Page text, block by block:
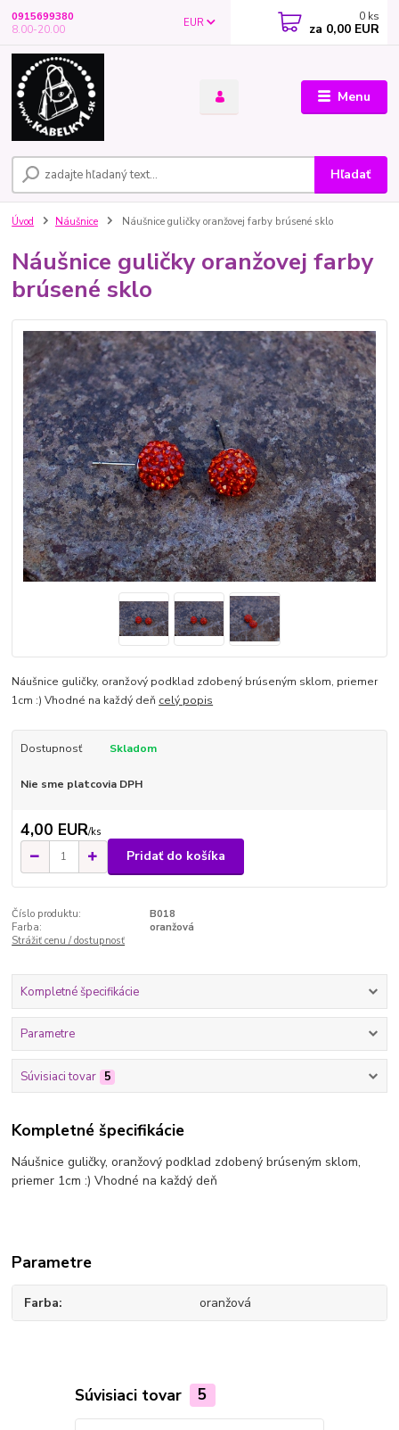
Menu
EUR
Hľadať
0915699380
8.00-20.00
0 ks
za 0,00 EUR
Úvod Náušnice Náušnice guličky oranžovej farby brúsené sklo
Náušnice guličky oranžovej farby
brúsené sklo
Náušnice guličky, oranžový podklad zdobený brúseným sklom, priemer
1cm :) Vhodné na každý deň celý popis
Dostupnosť Skladom
Nie sme platcovia DPH
4,00 EUR/ks
Pridať do košíka
Číslo produktu:
B018
Farba:
oranžová
Strážiť cenu / dostupnosť
Kompletné špecifikácie
Parametre
Súvisiaci tovar 5
Kompletné špecifikácie
Náušnice guličky, oranžový podklad zdobený brúseným sklom,
priemer 1cm :) Vhodné na každý deň
Parametre
Farba oranžová
Súvisiaci tovar 5